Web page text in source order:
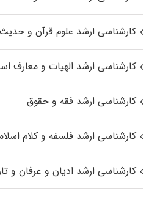
کارشناسی ارشد علوم قرآن و حدیث
کارشناسی ارشد الهیات و
کارشناسی ارشد فقه و حقوق
کارشناسی ارشد فلسفه و کلام
کارشناسی ارشد ادیان و عرفان و